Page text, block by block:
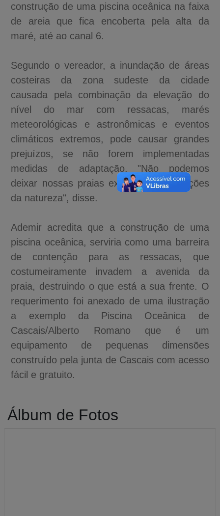
construção de uma piscina oceânica na faixa
de areia que fica encoberta pela alta da
maré, até ao canal 6.
Segundo o vereador, a inundação de áreas
costeiras da zona sudeste da cidade
causada pela combinação da elevação do
nível do mar com ressacas, marés
meteorológicas e astronômicas e eventos
climáticos extremos, pode causar grandes
prejuízos, se não forem implementadas
medidas de adaptação. "Não podemos
deixar nossas praias expostas às variações
da natureza", disse.
Ademir acredita que a construção de uma
piscina oceânica, serviria como uma barreira
de contenção para as ressacas, que
costumeiramente invadem a avenida da
praia, destruindo o que está a sua frente. O
requerimento foi anexado de uma ilustração
a exemplo da Piscina Oceânica de
Cascais/Alberto Romano que é um
equipamento de pequenas dimensões
construído pela junta de Cascais com acesso
fácil e gratuito.
Álbum de Fotos